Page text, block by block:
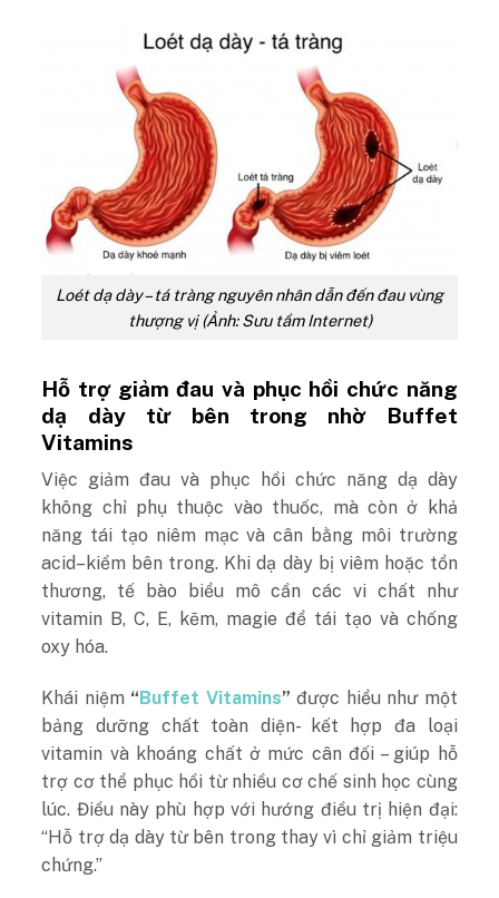
Loét dạ dày – tá tràng nguyên nhân dẫn đến đau vùng
thượng vị (Ảnh: Sưu tầm Internet)
Hỗ trợ giảm đau và phục hồi chức năng
dạ dày từ bên trong nhờ Buffet
Vitamins
Việc giảm đau và phục hồi chức năng dạ dày
không chỉ phụ thuộc vào thuốc, mà còn ở khả
năng tái tạo niêm mạc và cân bằng môi trường
acid–kiềm bên trong. Khi dạ dày bị viêm hoặc tổn
thương, tế bào biểu mô cần các vi chất như
vitamin B, C, E, kẽm, magie để tái tạo và chống
oxy hóa.
Khái niệm “Buffet Vitamins” được hiểu như một
bảng dưỡng chất toàn diện- kết hợp đa loại
vitamin và khoáng chất ở mức cân đối – giúp hỗ
trợ cơ thể phục hồi từ nhiều cơ chế sinh học cùng
lúc. Điều này phù hợp với hướng điều trị hiện đại:
“Hỗ trợ dạ dày từ bên trong thay vì chỉ giảm triệu
chứng.”